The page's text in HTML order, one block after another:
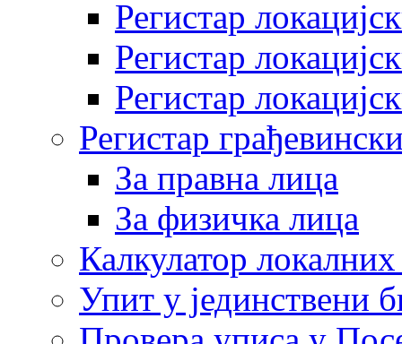
Регистар
Регистар
Регистар
Регистар
За правна лица
За физичка лица
Калкулатор
Упит у јединствени